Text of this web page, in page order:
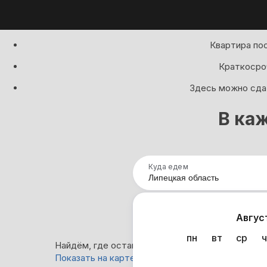
Квартира
Здесь можно
В
Куда едем
пн
вт ср
Найдём, где остановиться : 849 вариантов
Показать на карте